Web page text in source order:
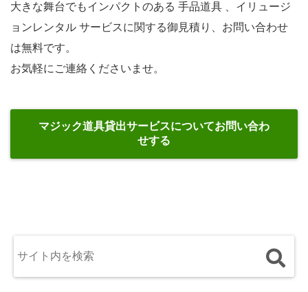
大きな舞台でもインパクトのある 手品道具 、イリュージ
ョンレンタル サービスに関する御見積り、お問い合わせ
は無料です。
お気軽にご連絡くださいませ。
マジック道具貸出サービスについてお問い合わ
せする